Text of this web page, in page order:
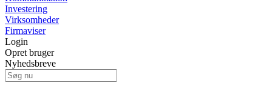
Investering
Virksomheder
Firmaviser
Login
Opret bruger
Nyhedsbreve